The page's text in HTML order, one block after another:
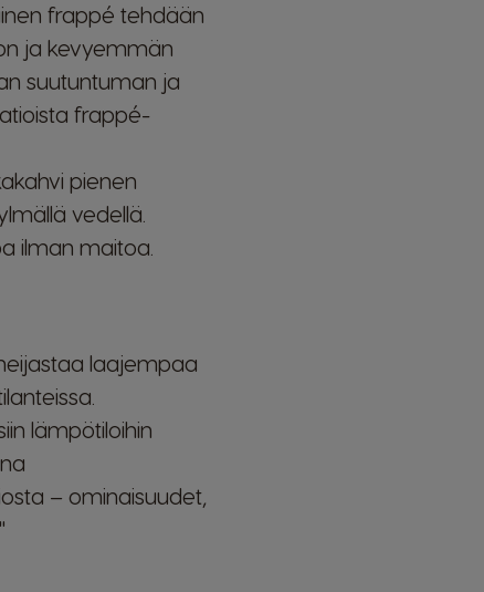
frappé tehdään
ja kevyemmän
suutuntuman ja
frappé-
pienen
vedellä.
ilman maitoa.
laajempaa
lämpötiloihin
– ominaisuudet,